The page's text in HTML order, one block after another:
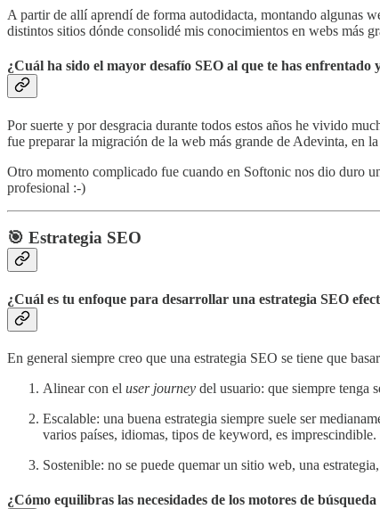
A partir de allí aprendí de forma autodidacta, montando algunas
distintos sitios dónde consolidé mis conocimientos en webs más
¿Cuál ha sido el mayor desafío SEO al que te has enfrentado
Por suerte y por desgracia durante todos estos años he vivido
fue preparar la migración de la web más grande de Adevinta, en
Otro momento complicado fue cuando en Softonic nos dio duro
profesional :-)
🎯 Estrategia SEO
¿Cuál es tu enfoque para desarrollar una estrategia SEO
En general siempre creo que una estrategia SEO se tiene que
Alinear con el user journey del usuario: que siempre tenga
Escalable: una buena estrategia siempre suele ser
varios países, idiomas, tipos de keyword, es imprescindible.
Sostenible: no se puede quemar un sitio web, una
¿Cómo equilibras las necesidades de los motores de